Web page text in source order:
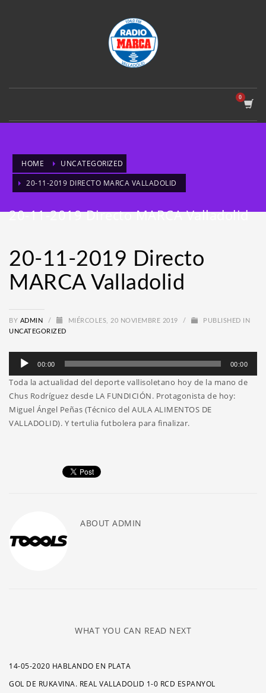
HOME
UNCATEGORIZED
20-11-2019 DIRECTO MARCA VALLADOLID
20-11-2019 Directo MARCA Valladolid
20-11-2019 Directo
MARCA Valladolid
BY ADMIN / MIÉRCOLES, 20 NOVIEMBRE 2019 /
PUBLISHED IN
UNCATEGORIZED
Reproductor
audio
00:00 00:00
Toda la actualidad del deporte vallisoletano hoy de la mano de
Chus Rodríguez desde LA FUNDICIÓN. Protagonista de hoy:
Miguel Ángel Peñas (Técnico del AULA ALIMENTOS DE
VALLADOLID). Y tertulia futbolera para finalizar.
ABOUT ADMIN
WHAT YOU CAN READ NEXT
14-05-2020 HABLANDO EN PLATA
GOL DE RUKAVINA. REAL VALLADOLID 1-0 RCD ESPANYOL